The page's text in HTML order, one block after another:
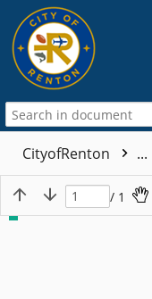
CityofRenton ...
/ 1